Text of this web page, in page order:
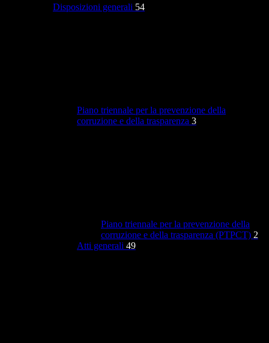
Disposizioni generali 54
Piano triennale per la prevenzione della
corruzione e della trasparenza 3
Piano triennale per la prevenzione della
corruzione e della trasparenza (PTPCT) 2
Atti generali 49